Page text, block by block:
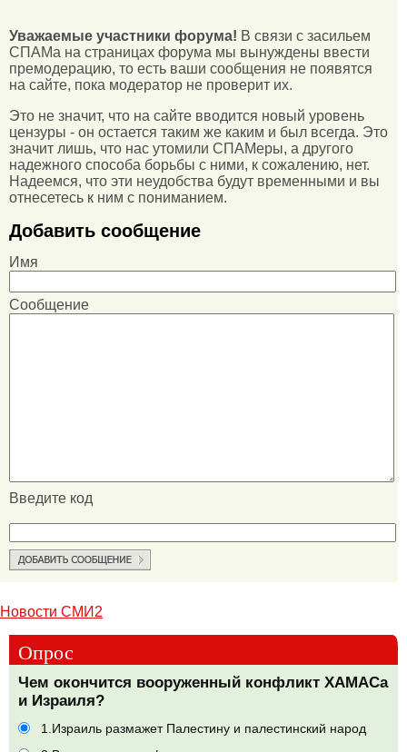
Уважаемые участники форума! В связи с засильем
СПАМа на страницах форума мы вынуждены ввести
премодерацию, то есть ваши сообщения не появятся
на сайте, пока модератор не проверит их.
Это не значит, что на сайте вводится новый уровень
цензуры - он остается таким же каким и был всегда. Это
значит лишь, что нас утомили СПАМеры, а другого
надежного способа борьбы с ними, к сожалению, нет.
Надеемся, что эти неудобства будут временными и вы
отнесетесь к ним с пониманием.
Добавить сообщение
Имя
Сообщение
Введите код
Новости СМИ2
Опрос
Чем окончится вооруженный конфликт ХАМАСа
и Израиля?
1.Израиль размажет Палестину и палестинский народ